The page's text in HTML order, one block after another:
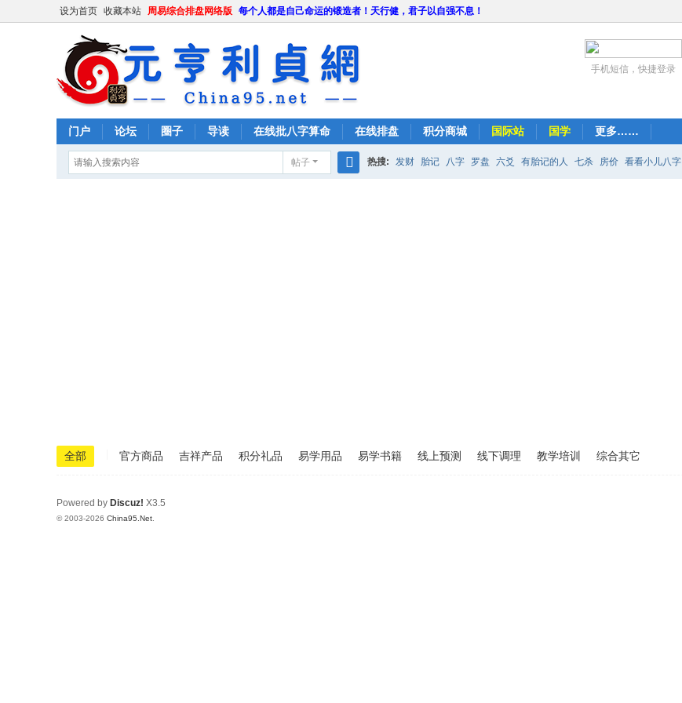
设为首页 收藏本站 周易综合排盘网络版 每个人都是自己命运的锻造者！天行健，君子以自强不息！
手机短信，快捷登录
门户 论坛 圈子 导读 在线批八字算命 在线排盘 积分商城 国际站 国学 更多……
帖子 热搜: 发财 胎记 八字 罗盘 六爻 有胎记的人 七杀 房价 看看小儿八字
全部 官方商品 吉祥产品 积分礼品 易学用品 易学书籍 线上预测 线下调理 教学培训 综合其它
Powered by Discuz! X3.5
© 2003-2026 China95.Net